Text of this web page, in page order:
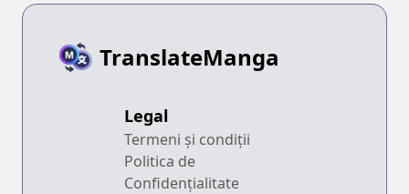
TranslateManga
Legal
Termeni și condiții
Politica de
Confidențialitate